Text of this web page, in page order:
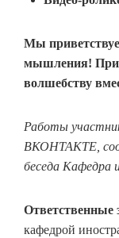
Мы
мышления!
волшебству
Работы
ВКОНТАКТЕ,
беседа Кафедра
Ответственные
кафедрой